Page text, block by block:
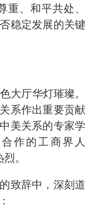
重、和平共处、
稳定发展的关键
大厅华灯璀璨。
系作出重要贡献
美关系的专家学
作的工商界人
。
致辞中，深刻道